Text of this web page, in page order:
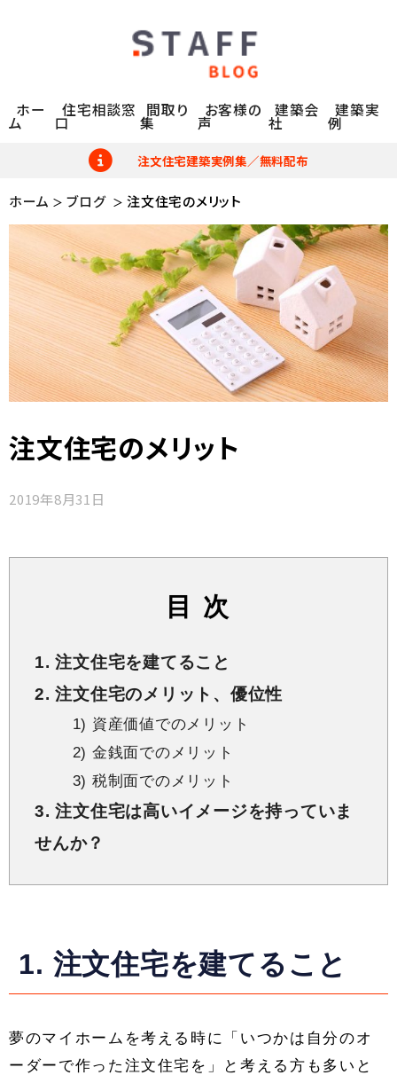
ホー
ム
住宅相談窓
口
間取り
集
お客様の
声
建築会
社
建築実
例
注文住宅建築実例集／無料配布
ホーム ブログ 注文住宅のメリット
注文住宅のメリット
2019年8月31日
目 次
1. 注文住宅を建てること
2. 注文住宅のメリット、優位性
1) 資産価値でのメリット
2) 金銭面でのメリット
3) 税制面でのメリット
3. 注文住宅は高いイメージを持っていま
せんか？
1. 注文住宅を建てること
夢のマイホームを考える時に「いつかは自分のオ
ーダーで作った注文住宅を」と考える方も多いと